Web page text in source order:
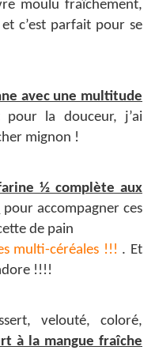
moulu fraîchement,
c’est parfait pour se
avec une multitude
la douceur, j’ai
mignon !
½ complète aux
pour accompagner ces
de pain
multi-céréales !!! . Et
!!!!
velouté, coloré,
à la mangue fraîche